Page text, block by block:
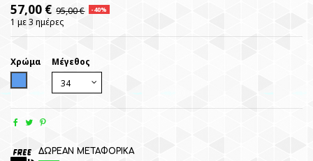
57,00 € 95,00 € -40%
1 με 3 ημέρες
Χρώμα
Μέγεθος
ΔΩΡΕΑΝ ΜΕΤΑΦΟΡΙΚΑ